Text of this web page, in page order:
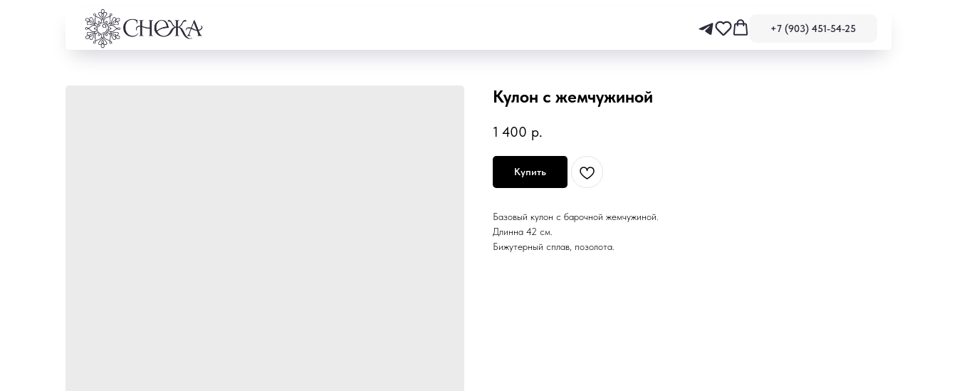
+7 (903) 451-54-25
Кулон с жемчужиной
1 400 р.
Купить
Базовый кулон с барочной жемчужиной.
Длинна 42 см.
Бижутерный сплав, позолота.